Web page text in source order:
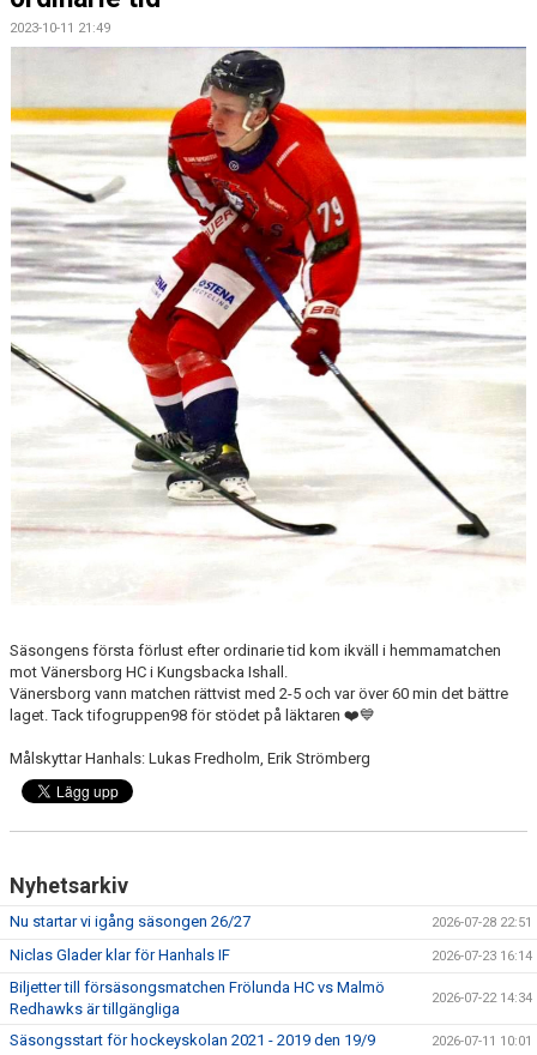
CAMPER
CAFÉET
PARTNERS
PARTNERBROSCHYR
KLUBB 1949
TREKRONAN
KLUBBEN
2023-10-11 21:49
Säsongens första förlust efter ordinarie tid kom ikväll i hemmamatchen
mot Vänersborg HC i Kungsbacka Ishall.
Vänersborg vann matchen rättvist med 2-5 och var över 60 min det bättre
laget. Tack tifogruppen98 för stödet på läktaren ❤️💙
Målskyttar Hanhals: Lukas Fredholm, Erik Strömberg
Nyhetsarkiv
Nu startar vi igång säsongen 26/27 2026-07-28 22:51
Niclas Glader klar för Hanhals IF 2026-07-23 16:14
Biljetter till försäsongsmatchen Frölunda HC vs Malmö
Redhawks är tillgängliga
2026-07-22 14:34
Säsongsstart för hockeyskolan 2021 - 2019 den 19/9 2026-07-11 10:01